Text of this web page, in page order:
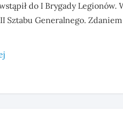
do I Brygady
Sztabu Generalnego.